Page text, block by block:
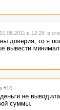
в 12:28 в
доверия, то я
вывести
#10
не
суммы.